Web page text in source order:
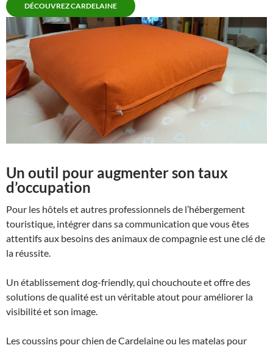
DÉCOUVREZ CARDELAINE
Un outil pour augmenter son taux
d’occupation
Pour les hôtels et autres professionnels de l’hébergement
touristique, intégrer dans sa communication que vous êtes
attentifs aux besoins des animaux de compagnie est une clé de
la réussite.
Un établissement dog-friendly, qui chouchoute et offre des
solutions de qualité est un véritable atout pour améliorer la
visibilité et son image.
Les coussins pour chien de Cardelaine ou les matelas pour